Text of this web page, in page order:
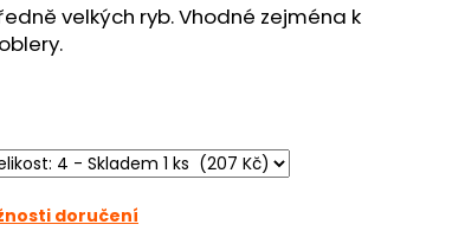
velkých ryb. Vhodné zejména k
doručení